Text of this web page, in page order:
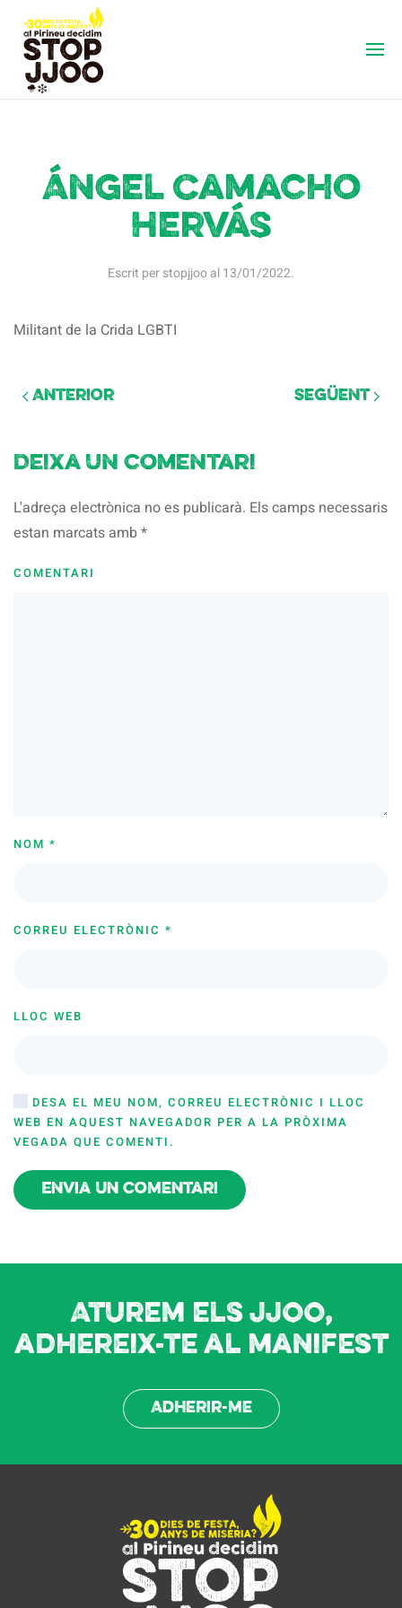
Ángel Camacho
Hervás
Escrit perstopjjooal13/01/2022.
Militant de la Crida LGBTI
Anterior Següent
Deixa un comentari
L'adreça electrònica no es publicarà. Els camps necessaris
estan marcats amb*
COMENTARI
NOM *
CORREU ELECTRÒNIC *
LLOC WEB
DESA EL MEU NOM, CORREU ELECTRÒNIC I LLOC
WEB EN AQUEST NAVEGADOR PER A LA PRÒXIMA
VEGADA QUE COMENTI.
Envia un comentari
Aturem els JJOO,
adhereix-te al manifest
Adherir-me